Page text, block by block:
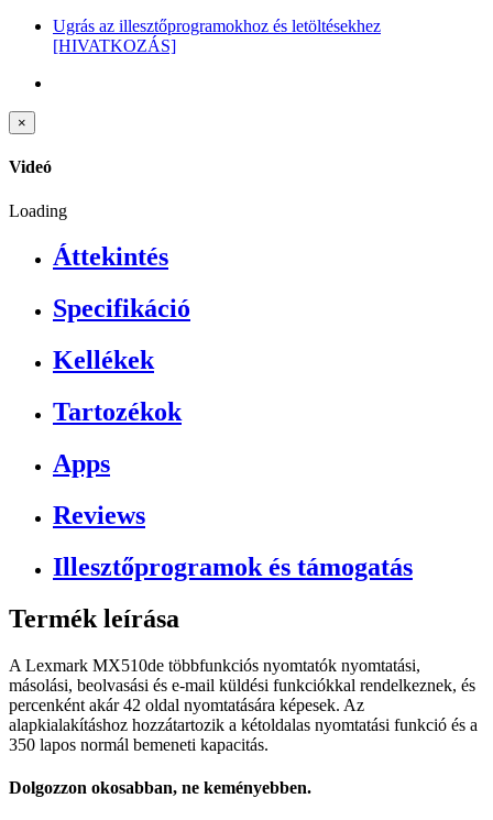
Ugrás az illesztőprogramokhoz és letöltésekhez
[HIVATKOZÁS]
×
Videó
Loading
Áttekintés
Specifikáció
Kellékek
Tartozékok
Apps
Reviews
Illesztőprogramok és támogatás
Termék leírása
A Lexmark MX510de többfunkciós nyomtatók nyomtatási,
másolási, beolvasási és e-mail küldési funkciókkal rendelkeznek, és
percenként akár 42 oldal nyomtatására képesek. Az
alapkialakításhoz hozzátartozik a kétoldalas nyomtatási funkció és a
350 lapos normál bemeneti kapacitás.
Dolgozzon okosabban, ne keményebben.